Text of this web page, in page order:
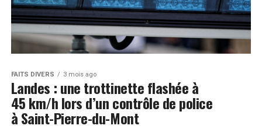
FAITS DIVERS 3 mois ago
Landes : une trottinette flashée à
45 km/h lors d’un contrôle de police
à Saint-Pierre-du-Mont